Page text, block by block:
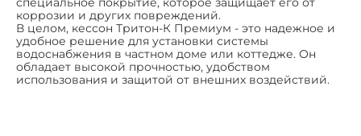
коррозии и других повреждений.
В целом, кессон Тритон-К Премиум - это надежное и
удобное решение для установки системы
водоснабжения в частном доме или коттедже. Он
обладает высокой прочностью, удобством
использования и защитой от внешних воздействий.